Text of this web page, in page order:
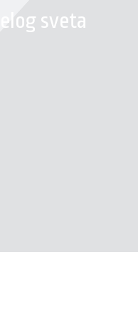
sveta